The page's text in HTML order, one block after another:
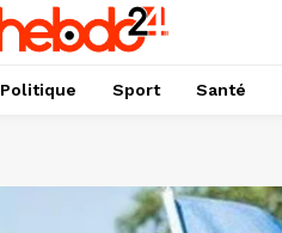
Politique Sport Santé